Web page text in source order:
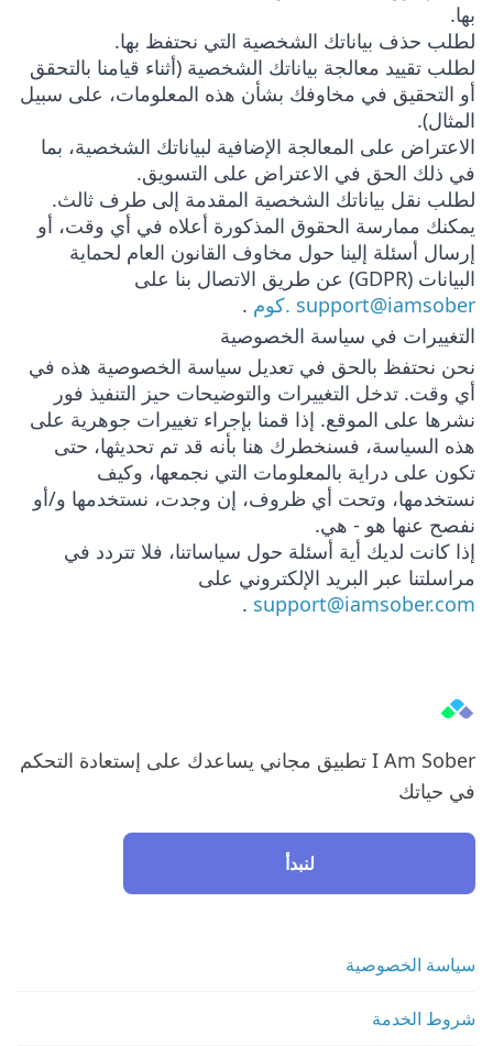
بها.
لطلب حذف بياناتك الشخصية التي نحتفظ بها.
لطلب تقييد معالجة بياناتك الشخصية (أثناء قيامنا بالتحقق
أو التحقيق في مخاوفك بشأن هذه المعلومات، على سبيل
المثال).
الاعتراض على المعالجة الإضافية لبياناتك الشخصية، بما
في ذلك الحق في الاعتراض على التسويق.
لطلب نقل بياناتك الشخصية المقدمة إلى طرف ثالث.
يمكنك ممارسة الحقوق المذكورة أعلاه في أي وقت، أو
إرسال أسئلة إلينا حول مخاوف القانون العام لحماية
البيانات (GDPR) عن طريق الاتصال بنا على
support@iamsober .كوم
.
التغييرات في سياسة الخصوصية
نحن نحتفظ بالحق في تعديل سياسة الخصوصية هذه في
أي وقت. تدخل التغييرات والتوضيحات حيز التنفيذ فور
نشرها على الموقع. إذا قمنا بإجراء تغييرات جوهرية على
هذه السياسة، فسنخطرك هنا بأنه قد تم تحديثها، حتى
تكون على دراية بالمعلومات التي نجمعها، وكيف
نستخدمها، وتحت أي ظروف، إن وجدت، نستخدمها و/أو
نفصح عنها هو - هي.
إذا كانت لديك أية أسئلة حول سياساتنا، فلا تتردد في
مراسلتنا عبر البريد الإلكتروني على
support@iamsober.com
.
I Am Sober تطبيق مجاني يساعدك على إستعادة التحكم
في حياتك
لنبدأ
سياسة الخصوصية
شروط الخدمة